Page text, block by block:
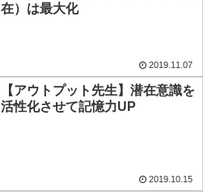
在）は最大化
2019.11.07
【アウトプット先生】潜在意識を
活性化させて記憶力UP
2019.10.15